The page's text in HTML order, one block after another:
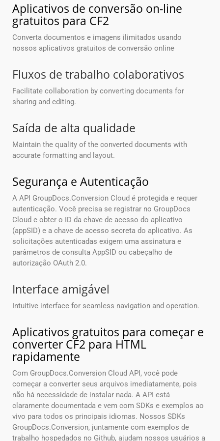
Aplicativos de conversão on-line
gratuitos para CF2
Converta documentos e imagens ilimitados usando
nossos aplicativos gratuitos de conversão online
Fluxos de trabalho colaborativos
Facilitate collaboration by converting documents for
sharing and editing.
Saída de alta qualidade
Maintain the quality of the converted documents with
accurate formatting and layout.
Segurança e Autenticação
A API GroupDocs.Conversion Cloud é protegida e requer
autenticação. Você precisa se registrar no GroupDocs
Cloud e obter o ID da chave de acesso do aplicativo
(appSID) e a chave de acesso secreta do aplicativo. As
solicitações autenticadas exigem uma assinatura e
parâmetros de consulta AppSID ou cabeçalho de
autorização OAuth 2.0.
Interface amigável
Intuitive interface for seamless navigation and operation.
Aplicativos gratuitos para começar e
converter CF2 para HTML
rapidamente
Com GroupDocs.Conversion Cloud API, você pode
começar a converter seus arquivos imediatamente, pois
não há necessidade de instalar nada. A API está
claramente documentada e vem com SDKs e exemplos ao
vivo para todos os principais idiomas. Nossos SDKs
GroupDocs.Conversion, juntamente com exemplos de
trabalho hospedados no Github, ajudam nossos usuários a